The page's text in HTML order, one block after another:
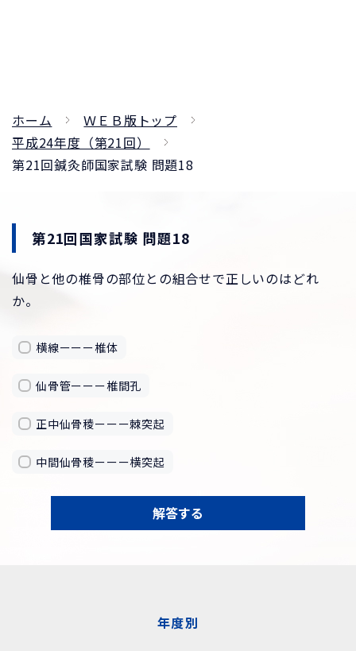
ホーム
ＷＥＢ版トップ
平成24年度（第21回）
第21回鍼灸師国家試験 問題18
第21回国家試験 問題18
仙骨と他の椎骨の部位との組合せで正しいのはどれ
か。
横線ーーー椎体
仙骨管ーーー椎間孔
正中仙骨稜ーーー棘突起
中間仙骨稜ーーー横突起
解答する
年度別